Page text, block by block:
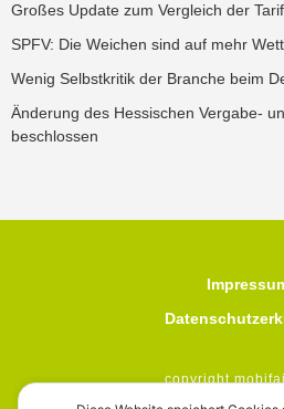
Großes Update zum Vergleich der
SPFV: Die Weichen sind auf mehr
Wenig Selbstkritik der Branche beim
Änderung des Hessischen Vergabe-
beschlossen
copyright